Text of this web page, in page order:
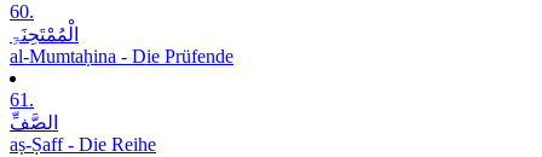
60.
الْمُمْتَحِنَۃِ
al-Mumtaḥina - Die Prüfende
61.
الصَّفِّ
aṣ-Ṣaff - Die Reihe